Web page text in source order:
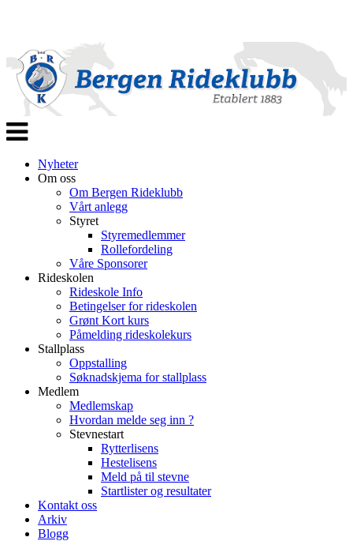
Veksle
navigasjon
Nyheter
Om oss
Om Bergen Rideklubb
Vårt anlegg
Styret
Styremedlemmer
Rollefordeling
Våre Sponsorer
Rideskolen
Rideskole Info
Betingelser for rideskolen
Grønt Kort kurs
Påmelding rideskolekurs
Stallplass
Oppstalling
Søknadskjema for stallplass
Medlem
Medlemskap
Hvordan melde seg inn ?
Stevnestart
Rytterlisens
Hestelisens
Meld på til stevne
Startlister og resultater
Kontakt oss
Arkiv
Blogg